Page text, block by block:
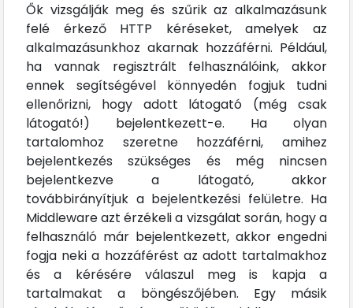
Ők vizsgálják meg és szűrik az alkalmazásunk
felé érkező HTTP kéréseket, amelyek az
alkalmazásunkhoz akarnak hozzáférni. Például,
ha vannak regisztrált felhasználóink, akkor
ennek segítségével könnyedén fogjuk tudni
ellenőrizni, hogy adott látogató (még csak
látogató!) bejelentkezett-e. Ha olyan
tartalomhoz szeretne hozzáférni, amihez
bejelentkezés szükséges és még nincsen
bejelentkezve a látogató, akkor
továbbirányítjuk a bejelentkezési felületre. Ha
Middleware azt érzékeli a vizsgálat során, hogy a
felhasználó már bejelentkezett, akkor engedni
fogja neki a hozzáférést az adott tartalmakhoz
és a kérésére válaszul meg is kapja a
tartalmakat a böngészőjében. Egy másik